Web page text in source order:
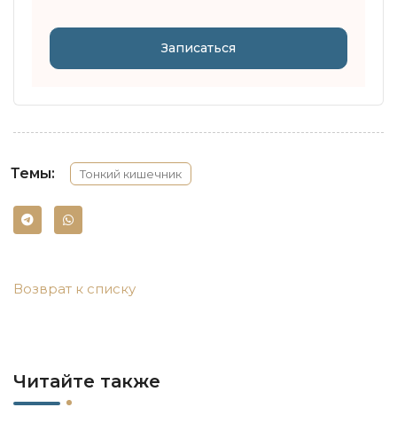
Записаться
Темы: Тонкий кишечник
Возврат к списку
Читайте также